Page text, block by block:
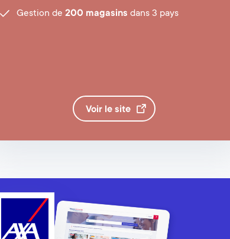
Gestion de 200 magasins dans 3 pays
Voir le site